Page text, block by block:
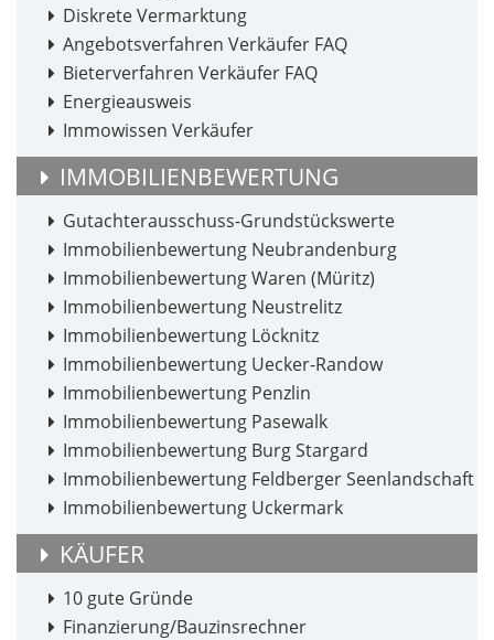
Diskrete Vermarktung
Angebotsverfahren Verkäufer FAQ
Bieterverfahren Verkäufer FAQ
Energieausweis
Immowissen Verkäufer
IMMOBILIENBEWERTUNG
Gutachterausschuss-Grundstückswerte
Immobilienbewertung Neubrandenburg
Immobilienbewertung Waren (Müritz)
Immobilienbewertung Neustrelitz
Immobilienbewertung Löcknitz
Immobilienbewertung Uecker-Randow
Immobilienbewertung Penzlin
Immobilienbewertung Pasewalk
Immobilienbewertung Burg Stargard
Immobilienbewertung Feldberger Seenlandschaft
Immobilienbewertung Uckermark
KÄUFER
10 gute Gründe
Finanzierung/Bauzinsrechner